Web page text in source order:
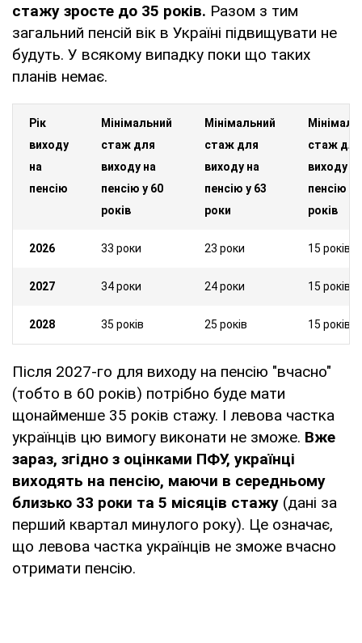
стажу зросте до 35 років. Разом з тим
загальний пенсій вік в Україні підвищувати не
будуть. У всякому випадку поки що таких
планів немає.
Рік
виходу
на
пенсію
Мінімальний
стаж для
виходу на
пенсію у 60
років
Мінімальний
стаж для
виходу на
пенсію у 63
роки
стаж для
виходу на
пенсію у
років
2026 33 роки 23 роки 15 років
2027 34 роки 24 роки 15 років
2028 35 років 25 років 15 років
Після 2027-го для виходу на пенсію "вчасно"
(тобто в 60 років) потрібно буде мати
щонайменше 35 років стажу. І левова частка
українців цю вимогу виконати не зможе. Вже
зараз, згідно з оцінками ПФУ, українці
виходять на пенсію, маючи в середньому
близько 33 роки та 5 місяців стажу (дані за
перший квартал минулого року). Це означає,
що левова частка українців не зможе вчасно
отримати пенсію.